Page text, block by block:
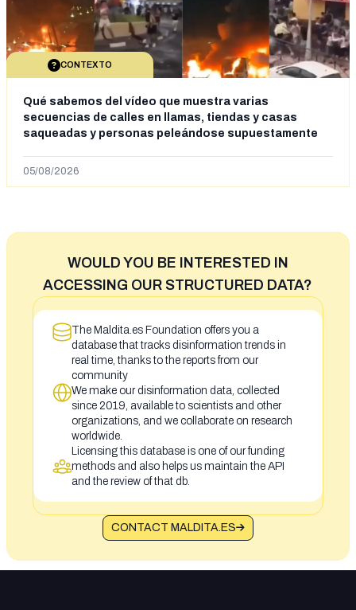
CONTEXTO
Qué sabemos del vídeo que muestra varias
secuencias de calles en llamas, tiendas y casas
saqueadas y personas peleándose supuestamente
situación irregular a Ceuta
05/08/2026
WOULD YOU BE INTERESTED IN
ACCESSING OUR STRUCTURED DATA?
The Maldita.es Foundation offers you a
database that tracks disinformation trends in
real time, thanks to the reports from our
community
We make our disinformation data, collected
since 2019, available to scientists and other
organizations, and we collaborate on research
worldwide.
Licensing this database is one of our funding
methods and also helps us maintain the API
and the review of that db.
CONTACT MALDITA.ES